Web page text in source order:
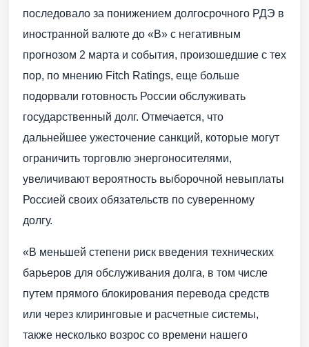
последовало за понижением долгосрочного РДЭ в
иностранной валюте до «B» с негативным
прогнозом 2 марта и события, произошедшие с тех
пор, по мнению Fitch Ratings, еще больше
подорвали готовность России обслуживать
государственный долг. Отмечается, что
дальнейшее ужесточение санкций, которые могут
ограничить торговлю энергоносителями,
увеличивают вероятность выборочной невыплаты
Россией своих обязательств по суверенному
долгу.
«В меньшей степени риск введения технических
барьеров для обслуживания долга, в том числе
путем прямого блокирования перевода средств
или через клиринговые и расчетные системы,
также несколько возрос со времени нашего